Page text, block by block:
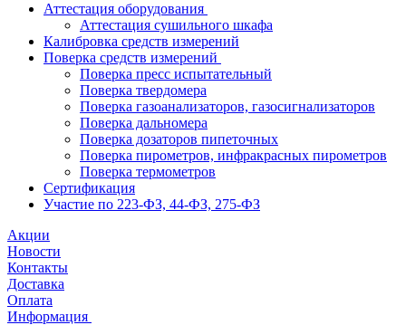
Аттестация оборудования
Аттестация сушильного шкафа
Калибровка средств измерений
Поверка средств измерений
Поверка пресс испытательный
Поверка твердомера
Поверка газоанализаторов, газосигнализаторов
Поверка дальномера
Поверка дозаторов пипеточных
Поверка пирометров, инфракрасных пирометров
Поверка термометров
Сертификация
Участие по 223-ФЗ, 44-ФЗ, 275-ФЗ
Акции
Новости
Контакты
Доставка
Оплата
Информация